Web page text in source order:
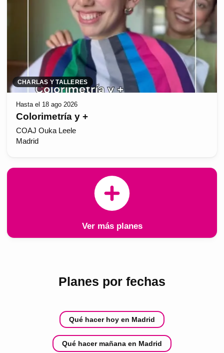
CHARLAS Y TALLERES
Hasta el 18 ago 2026
Colorimetría y +
COAJ Ouka Leele
Madrid
Ver más planes
Planes por fechas
Qué hacer hoy en Madrid
Qué hacer mañana en Madrid